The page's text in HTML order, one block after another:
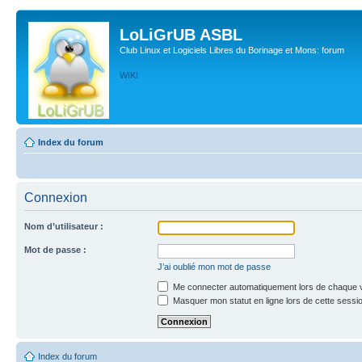
LoLiGrUB ASBL
Club Linux et Logiciels Libres du Borinage et Mons: forum
WIKI
Index du forum
Connexion
Nom d’utilisateur :
Mot de passe :
J’ai oublié mon mot de passe
Me connecter automatiquement lors de chaque
Masquer mon statut en ligne lors de cette
Index du forum